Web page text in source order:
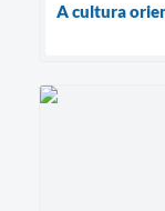
A cultura